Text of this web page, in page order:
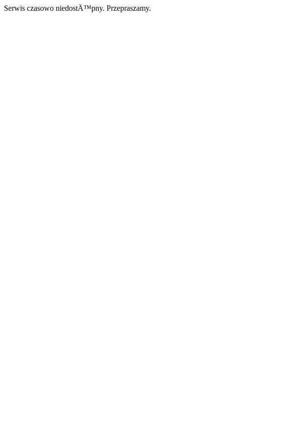
Serwis czasowo niedostÄ™pny. Przepraszamy.